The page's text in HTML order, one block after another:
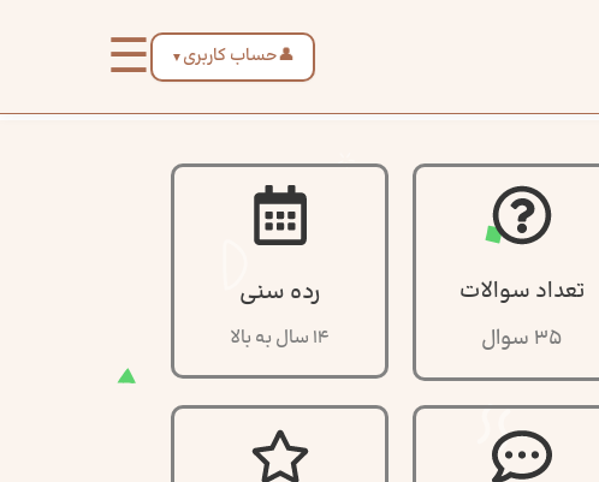
👤حساب کاربری ▼
☰
تعداد سوالات
35 سوال
رده سنی
14 سال به بالا